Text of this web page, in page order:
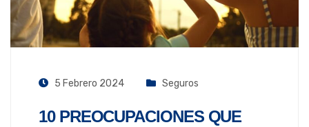
5 Febrero 2024 Seguros
10 PREOCUPACIONES QUE